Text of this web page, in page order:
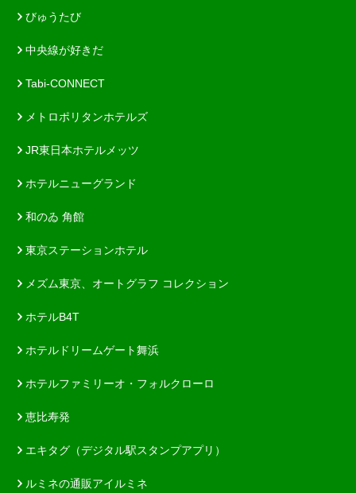
びゅうたび
中央線が好きだ
Tabi-CONNECT
メトロポリタンホテルズ
JR東日本ホテルメッツ
ホテルニューグランド
和のゐ 角館
東京ステーションホテル
メズム東京、オートグラフ コレクション
ホテルB4T
ホテルドリームゲート舞浜
ホテルファミリーオ・フォルクローロ
恵比寿発
エキタグ（デジタル駅スタンプアプリ）
ルミネの通販アイルミネ